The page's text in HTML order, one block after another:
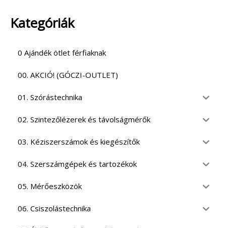
Kategóriák
0 Ajándék ötlet férfiaknak
00. AKCIÓ! (GÓCZI-OUTLET)
01. Szórástechnika
02. Szintezőlézerek és távolságmérők
03. Kéziszerszámok és kiegészítők
04. Szerszámgépek és tartozékok
05. Mérőeszközök
06. Csiszolástechnika